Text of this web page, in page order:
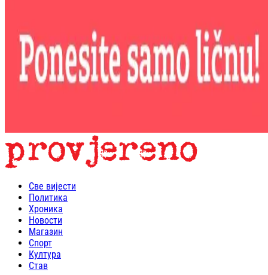
Све вијести
Политика
Хроника
Новости
Магазин
Спорт
Култура
Став